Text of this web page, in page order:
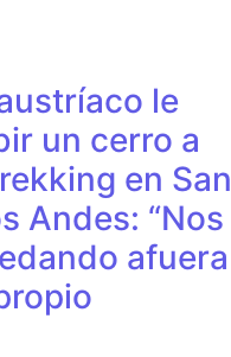
le
un cerro a
en San
Andes: “Nos
afuera